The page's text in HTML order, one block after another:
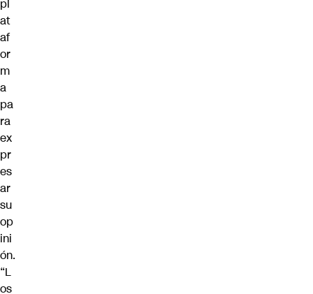
pl
at
af
or
m
a
pa
ra
ex
pr
es
ar
su
op
ini
ón.
“L
os